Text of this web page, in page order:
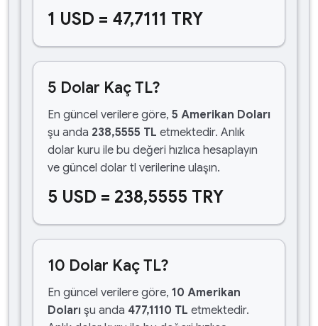
1 USD = 47,7111 TRY
5 Dolar Kaç TL?
En güncel verilere göre, 5 Amerikan Doları
şu anda 238,5555 TL etmektedir. Anlık
dolar kuru ile bu değeri hızlıca hesaplayın
ve güncel dolar tl verilerine ulaşın.
5 USD = 238,5555 TRY
10 Dolar Kaç TL?
En güncel verilere göre, 10 Amerikan
Doları şu anda 477,1110 TL etmektedir.